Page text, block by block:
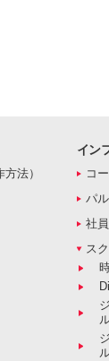
法）
イン
コ
パ
社
ス